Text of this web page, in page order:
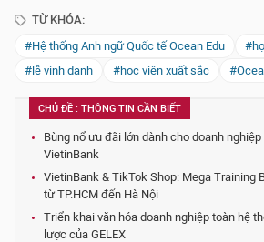
TỪ KHÓA:
#Hệ thống Anh ngữ Quốc tế Ocean Edu
#lễ vinh danh
#học viên xuất sắc
CHỦ ĐỀ : THÔNG TIN CẦN BIẾT
Bùng nổ ưu đãi lớn dành cho doanh
VietinBank
VietinBank & TikTok Shop: Mega Training
từ TP.HCM đến Hà Nội
Triển khai văn hóa doanh nghiệp toàn hệ
lược của GELEX